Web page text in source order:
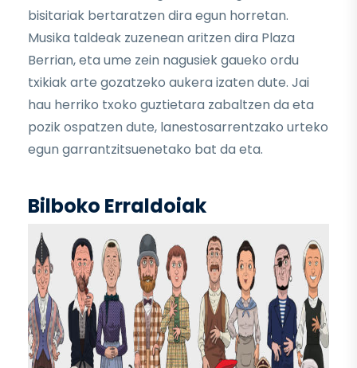
bisitariak bertaratzen dira egun horretan.
Musika taldeak zuzenean aritzen dira Plaza
Berrian, eta ume zein nagusiek gaueko ordu
txikiak arte gozatzeko aukera izaten dute. Jai
hau herriko txoko guztietara zabaltzen da eta
pozik ospatzen dute, lanestosarrentzako urteko
egun garrantzitsuenetako bat da eta.
Bilboko Erraldoiak